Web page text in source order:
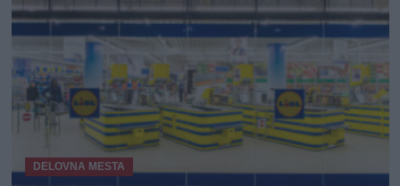
Podjetno
v
svet
podjetništva
DELOVNA MESTA